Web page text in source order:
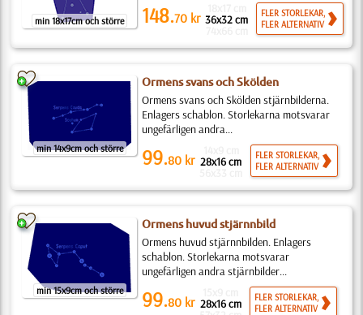
min 18x17cm och större 148.70 kr 36x32 cm
FLER STORLEKAR,
FLER ALTERNATIV
min 14x9cm och större
Ormens svans och Skölden
Ormens svans och Skölden stjärnbilderna.
Enlagers schablon. Storlekarna motsvarar
ungefärligen andra...
99.80 kr 28x16 cm
FLER STORLEKAR,
FLER ALTERNATIV
min 15x9cm och större
Ormens huvud stjärnnbild
Ormens huvud stjärnnbilden. Enlagers
schablon. Storlekarna motsvarar
ungefärligen andra stjärnbilder...
99.80 kr 28x16 cm
FLER STORLEKAR,
FLER ALTERNATIV